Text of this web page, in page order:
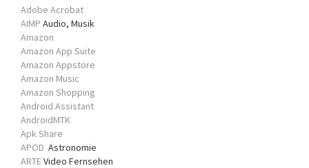
Adobe Acrobat
AIMP Audio, Musik
Amazon
Amazon App Suite
Amazon Appstore
Amazon Music
Amazon Shopping
Android Assistant
AndroidMTK
Apk Share
APOD Astronomie
ARTEVideo Fernsehen